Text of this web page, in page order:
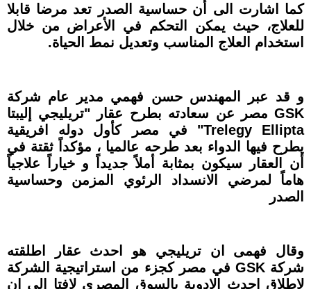
كما اشارت الى أن حساسية الصدر تعد مرضا قابلا
للعلاج، حيث يمكن التحكم في الأعراض من خلال
استخدام العلاج المناسب وتعديل نمط الحياة.
و قد عبر المهندس حسن فهمي مدير عام شركة
GSK مصر عن سعادته بطرح عقار "تريليجي إليبتا
Trelegy Elliptaʺ في مصر كأول دوله افريقية
يطرح فيها الدواء بعد طرحه عالميا ، مؤكداً ثقتة في
أن العقار سيكون بمثابة أملاً جديداً و خياراً علاجياً
هاماً لمرضي الانسداد الرئوي المزمن وحساسية
الصدر
وقال فهمى ان تريليجي هو احدث عقار اطلقته
شركة GSK في مصر كجزء من استراتيجية الشركة
لاطلاق احدث الادوية بالسوق المصري لافتا الى ان